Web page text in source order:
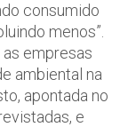
consumido
menos”.
empresas
ambiental na
apontada no
e